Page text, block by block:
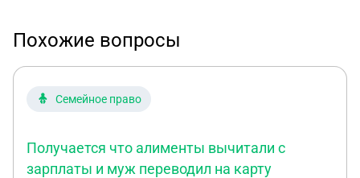
Похожие вопросы
Семейное право
Получается что алименты вычитали с
зарплаты и муж переводил на карту